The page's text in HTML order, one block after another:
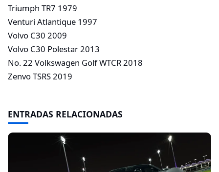
Triumph TR7 1979
Venturi Atlantique 1997
Volvo C30 2009
Volvo C30 Polestar 2013
No. 22 Volkswagen Golf WTCR 2018
Zenvo TSRS 2019
ENTRADAS RELACIONADAS